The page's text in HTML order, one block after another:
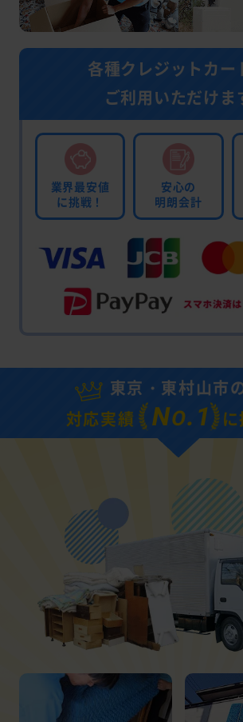
各種クレジットカー
ご利用いただけま
業界最安値
に挑戦！
安心の
明朗会計
東京・東村山市
対応実績
NO.1